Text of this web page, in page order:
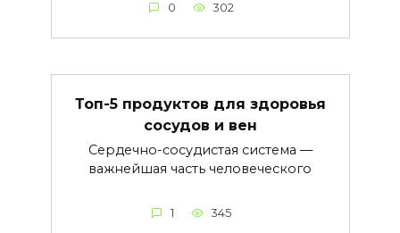
0 302
Топ-5 продуктов для здоровья
сосудов и вен
Сердечно-сосудистая система —
важнейшая часть человеческого
1 345